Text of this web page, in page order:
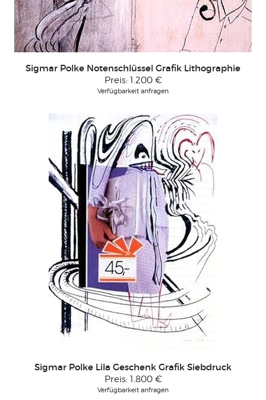
Sigmar Polke Notenschlüssel Grafik Lithographie
Preis: 1.200 €
Verfügbarkeit anfragen
Sigmar Polke Lila Geschenk Grafik Siebdruck
Preis: 1.800 €
Verfügbarkeit anfragen